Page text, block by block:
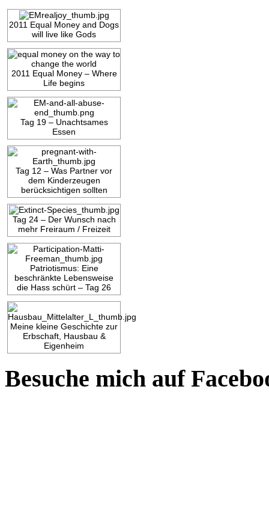
2011 Equal Money and Dogs
will live like Gods
2011 Equal Money – Where
Life begins
Tag 19 – Unachtsames
Essen
Tag 12 – Was Partner vor
dem Kinderzeugen
berücksichtigen sollten
Tag 24 – Der Wunsch nach
mehr Freiraum / Freizeit
Patriotismus: Eine
beschränkte Lebensweise
die Hass schürt – Tag 26
Meine kleine Geschichte zur
Erbschaft, Hausbau &
Eigenheim
Besuche mich auf